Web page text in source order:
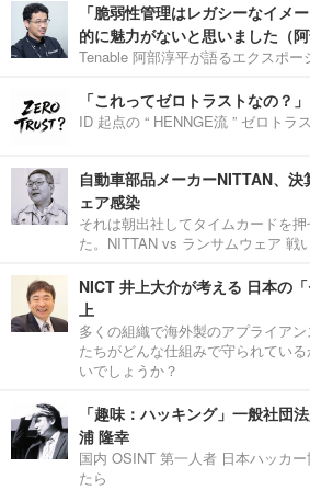
「脆弱性管理はレガシーなイメ
的に魅力がないと思いました（阿
Tenable 阿部淳平が語るエクスポー
「これってゼロトラストなの？
ID 起点の “ HENNGE流 ” ゼロトラ
自動車部品メーカーNITTAN、
ェア感染
それは朝出社してタイムカードを
た。NITTAN vs ランサムウェア 戦
NICT 井上大介が考える 日本の
上
多くの組織で海外製のアプライア
たちがどんな仕組みで守られてい
いでしょうか？
「趣味：ハッキング」一般社団
浦 隆幸
国内 OSINT 第一人者 日本ハッカ
たら